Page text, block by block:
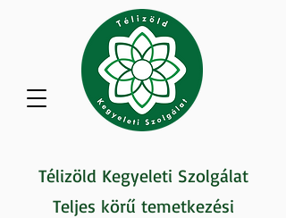
Télizöld Kegyeleti Szolgálat
Teljes körű temetkezési